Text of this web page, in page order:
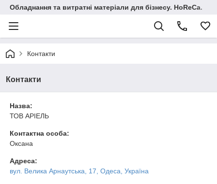
Обладнання та витратні матеріали для бізнесу. HoReCa.
Контакти
Контакти
Назва:
ТОВ АРІЕЛЬ
Контактна особа:
Оксана
Адреса:
вул. Велика Арнаутська, 17, Одеса, Україна